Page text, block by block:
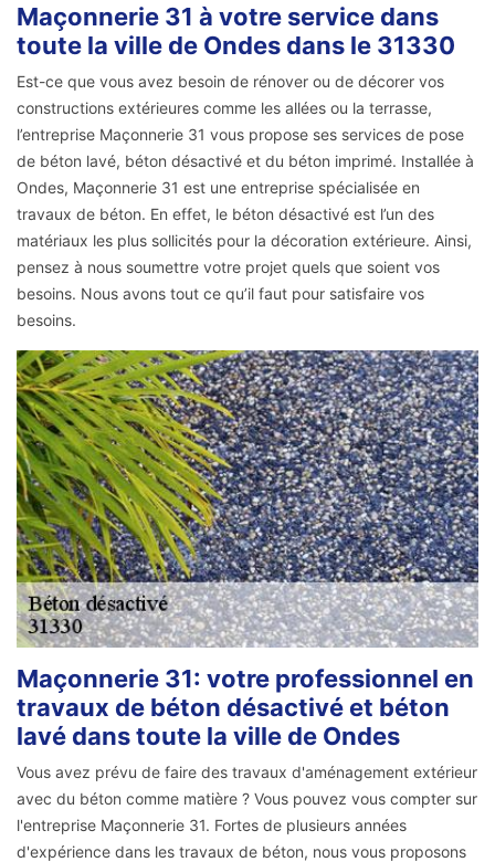
Maçonnerie 31 à votre service dans
toute la ville de Ondes dans le 31330
Est-ce que vous avez besoin de rénover ou de décorer vos
constructions extérieures comme les allées ou la terrasse,
l’entreprise Maçonnerie 31 vous propose ses services de pose
de béton lavé, béton désactivé et du béton imprimé. Installée à
Ondes, Maçonnerie 31 est une entreprise spécialisée en
travaux de béton. En effet, le béton désactivé est l’un des
matériaux les plus sollicités pour la décoration extérieure. Ainsi,
pensez à nous soumettre votre projet quels que soient vos
besoins. Nous avons tout ce qu’il faut pour satisfaire vos
besoins.
Maçonnerie 31: votre professionnel en
travaux de béton désactivé et béton
lavé dans toute la ville de Ondes
Vous avez prévu de faire des travaux d'aménagement extérieur
avec du béton comme matière ? Vous pouvez vous compter sur
l'entreprise Maçonnerie 31. Fortes de plusieurs années
d'expérience dans les travaux de béton, nous vous proposons